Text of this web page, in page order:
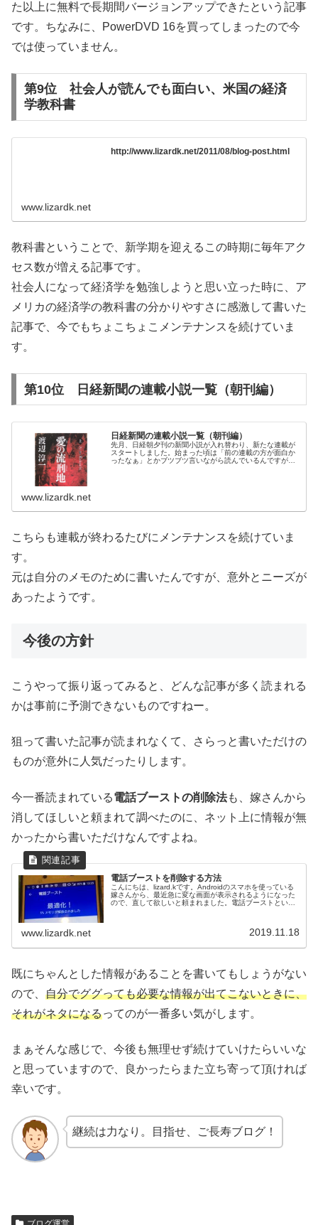
た以上に無料で長期間バージョンアップできたという記事
です。ちなみに、PowerDVD 16を買ってしまったので今
では使っていません。
第9位 社会人が読んでも面白い、米国の経済
学教科書
http://www.lizardk.net/2011/08/blog-post.html
www.lizardk.net
教科書ということで、新学期を迎えるこの時期に毎年アク
セス数が増える記事です。
社会人になって経済学を勉強しようと思い立った時に、ア
メリカの経済学の教科書の分かりやすさに感激して書いた
記事で、今でもちょこちょこメンテナンスを続けていま
す。
第10位 日経新聞の連載小説一覧（朝刊編）
日経新聞の連載小説一覧（朝刊編）
先月、日経朝夕刊の新聞小説が入れ替わり、新たな連載が
スタートしました。始まった頃は「前の連載の方が面白か
ったなぁ」とかブツブツ言いながら読んでいるんですが、
www.lizardk.net
こちらも連載が終わるたびにメンテナンスを続けていま
す。
元は自分のメモのために書いたんですが、意外とニーズが
あったようです。
今後の方針
こうやって振り返ってみると、どんな記事が多く読まれる
かは事前に予測できないものですねー。
狙って書いた記事が読まれなくて、さらっと書いただけの
ものが意外に人気だったりします。
今一番読まれている電話ブーストの削除法も、嫁さんから
消してほしいと頼まれて調べたのに、ネット上に情報が無
かったから書いただけなんですよね。
電話ブーストを削除する方法
こんにちは、lizard.kです。Androidのスマホを使っている
嫁さんから、最近急に変な画面が表示されるようになった
ので、直して欲しいと頼まれました。電話ブーストという
www.lizardk.net 2019.11.18
既にちゃんとした情報があることを書いてもしょうがない
ので、 自分でググっても必要な情報が出てこないときに、
それがネタになるってのが一番多い気がします。
まぁそんな感じで、今後も無理せず続けていけたらいいな
と思っていますので、良かったらまた立ち寄って頂ければ
幸いです。
継続は力なり。目指せ、ご長寿ブログ！